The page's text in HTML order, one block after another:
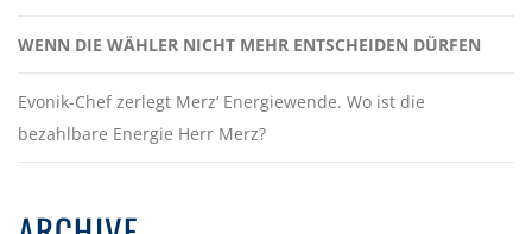
WENN DIE WÄHLER NICHT MEHR ENTSCHEIDEN DÜRFEN
Evonik-Chef zerlegt Merz‘ Energiewende. Wo ist die
bezahlbare Energie Herr Merz?